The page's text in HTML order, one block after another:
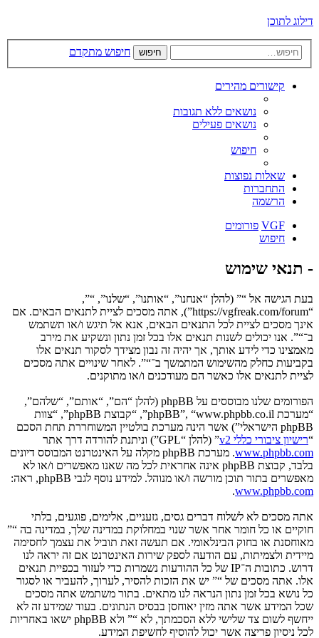
דילוג לתוכן
חיפוש חיפוש מתקדם
קישורים מהירים
נושאים ללא תגובות
נושאים פעילים
חיפוש
שאלות נפוצות
התחברות
הרשמה
VGF פורומים
חיפוש
- תנאי שימוש
בעת הגישה אל “” (להלן “אנחנו”, “אותנו”, “שלנו”, “”,
“https://vgfreak.com/forum”), אתה מסכים לציית לתנאים הבאים. אם
אינך מסכים לציית לכל התנאים הבאים, אנא אל תיגש ו/או תשתמש
ב־“”. אנו יכולים לשנות תנאים אלו בכל זמן נתון ונשקיע את מירב
מאמצינו כדי לידע אותך, אך יהיה זה נבון מצידך לסקור תנאים אלו
בקביעות כחלק מהשימוש המתמשך ב־“”. לאחר שינויים אתה מסכים
לציית לתנאים אלו כאשר הם מעודכנים ו/או מתוקנים.
הפורומים שלנו מבוססים על phpBB (להלן “הם”, “אותם”, “שלהם”,
“מערכת phpBB”, “www.phpbb.co.il”, “קבוצת phpBB”, “צוות
phpBB הישראלי”) אשר הינה מערכת בולטיין המשוחררת תחת הסכם
“רישיון ציבורי כללי v2
” (להלן “GPL”) וניתנת להורדה דרך אתר
www.phpbb.com
. מערכת phpBB מקלה על האינטרנט המבוסס דיונים
בלבד, קבוצת phpBB אינה אחראית לכל מה שאנו מאפשרים ו/או לא
מאפשרים בתור תוכן מורשה ו/או מנוהל. למידע נוסף לגבי phpBB, ראה:
www.phpbb.com
.
אתה מסכים לא לשלוח דברים גסים, גזעניים, אלימים, פוגעים, בלתי
חוקיים או כל חומר אחר אשר שנוי במחלוקת במדינה שלך, במדינה בה “”
מאוחסנת או בחוק הבינלאומי. אם תעשה זאת תוביל את עצמך לחסימה
מיידית ולצמיתות, עם הודעה לספק שירות האינטרנט אם זה יראה לנו
דרוש. כתובות ה־IP של כל ההודעות נשמרות כדי לעזור בכפיית תנאים
אלו. אתה מסכים של “” יש את הזכות להסיר, לערוך, להעביר או לסגור
כל נושא בכל זמן נתון הנראה לנו מתאים. בתור משתמש אתה מסכים
שכל המידע אשר אתה מזין יאוחסן בבסיס הנתונים. בעוד שמידע זה לא
ייחשף לשום צד שלישי ללא הסכמתך, לא “” ולא phpBB ישאו באחריות
לכל ניסיון פריצה אשר יכול להוסיף לחשיפת המידע.